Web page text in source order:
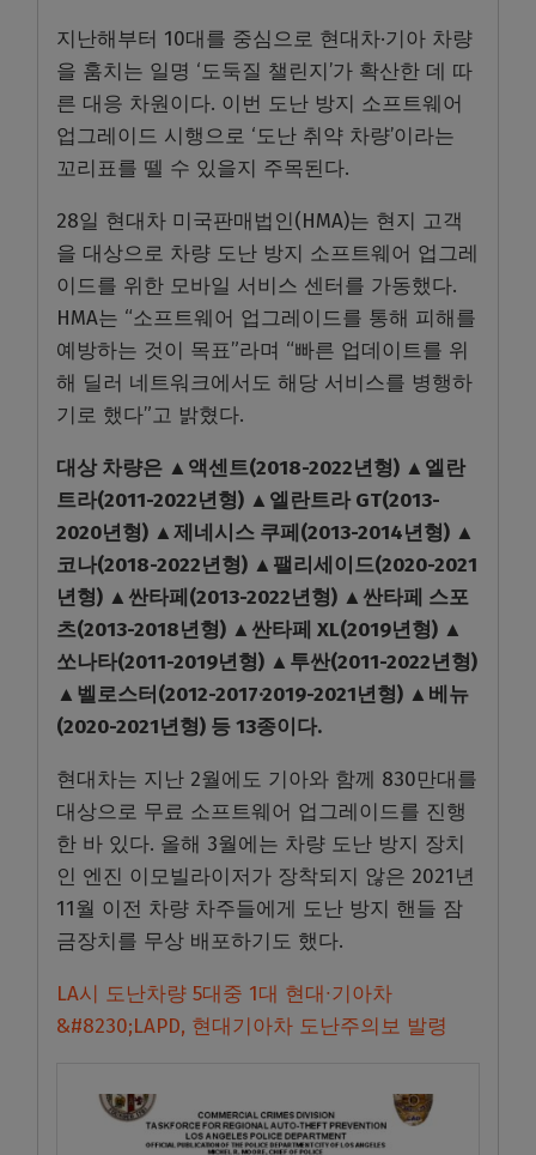
지난해부터 10대를 중심으로 현대차·기아 차량
을 훔치는 일명 ‘도둑질 챌린지’가 확산한 데 따
른 대응 차원이다. 이번 도난 방지 소프트웨어
업그레이드 시행으로 ‘도난 취약 차량’이라는
꼬리표를 뗄 수 있을지 주목된다.
28일 현대차 미국판매법인(HMA)는 현지 고객
을 대상으로 차량 도난 방지 소프트웨어 업그레
이드를 위한 모바일 서비스 센터를 가동했다.
HMA는 “소프트웨어 업그레이드를 통해 피해를
예방하는 것이 목표”라며 “빠른 업데이트를 위
해 딜러 네트워크에서도 해당 서비스를 병행하
기로 했다”고 밝혔다.
대상 차량은 ▲액센트(2018-2022년형) ▲엘란
트라(2011-2022년형) ▲엘란트라 GT(2013-
2020년형) ▲제네시스 쿠페(2013-2014년형) ▲
코나(2018-2022년형) ▲팰리세이드(2020-2021
년형) ▲싼타페(2013-2022년형) ▲싼타페 스포
츠(2013-2018년형) ▲싼타페 XL(2019년형) ▲
쏘나타(2011-2019년형) ▲투싼(2011-2022년형)
▲벨로스터(2012-2017·2019-2021년형) ▲베뉴
(2020-2021년형) 등 13종이다.
현대차는 지난 2월에도 기아와 함께 830만대를
대상으로 무료 소프트웨어 업그레이드를 진행
한 바 있다. 올해 3월에는 차량 도난 방지 장치
인 엔진 이모빌라이저가 장착되지 않은 2021년
11월 이전 차량 차주들에게 도난 방지 핸들 잠
금장치를 무상 배포하기도 했다.
LA시 도난차량 5대중 1대 현대∙기아차
&#8230;LAPD, 현대기아차 도난주의보 발령